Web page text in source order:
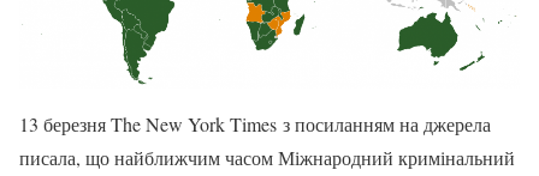
13 березня The New York Times з посиланням на джерела
писала, що найближчим часом Міжнародний кримінальний